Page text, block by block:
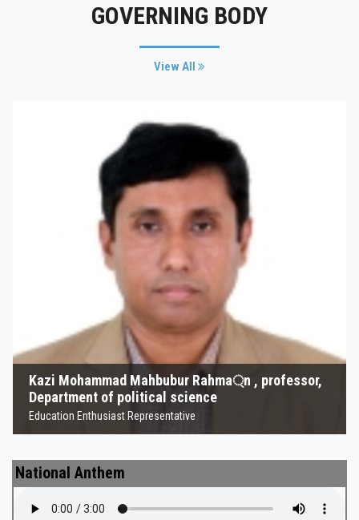
GOVERNING BODY
View All
Kazi Mohammad Mahbubur Rahma্‌n , professor,
Department of political science
Education Enthusiast Representative
Kazi Mohammad Mahbubur
Rahma্‌n , professor, Department
of political science
Education Enthusiast Representative
National Anthem